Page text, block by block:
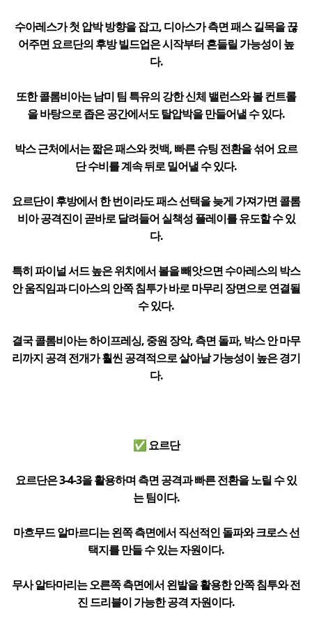
수아레스가 첫 압박 방향을 잡고, 디아스가 측면 패스 길목을 끊
어주면 요르단의 후방 빌드업은 시작부터 흔들릴 가능성이 높
다.
또한 콜롬비아는 남미 팀 특유의 강한 신체 밸런스와 볼 컨트롤
을 바탕으로 좁은 공간에서도 탈압박을 만들어낼 수 있다.
박스 근처에서는 짧은 패스와 컷백, 빠른 슈팅 전환을 섞어 요르
단 수비를 계속 뒤로 밀어낼 수 있다.
요르단이 후방에서 한 번이라도 패스 선택을 늦게 가져가면 콜롬
비아 공격진이 곧바로 달려들어 실책성 플레이를 유도할 수 있
다.
특히 파이널 서드 높은 위치에서 볼을 빼앗으면 수아레스의 박스
안 움직임과 디아스의 안쪽 침투가 바로 마무리 장면으로 연결될
수 있다.
결국 콜롬비아는 하이프레싱, 중원 장악, 측면 돌파, 박스 안 마무
리까지 공격 전개가 훨씬 공격적으로 살아날 가능성이 높은 경기
다.
✅ 요르단
요르단은 3-4-3을 활용하며 측면 공격과 빠른 전환을 노릴 수 있
는 팀이다.
마흐무드 알마르디는 왼쪽 측면에서 직선적인 돌파와 크로스 선
택지를 만들 수 있는 자원이다.
무사 알타마리는 오른쪽 측면에서 왼발을 활용한 안쪽 침투와 전
진 드리블이 가능한 공격 자원이다.